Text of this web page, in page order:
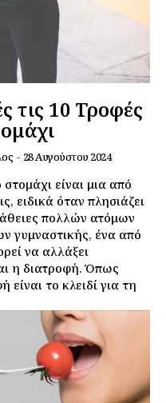
τις 10 Τροφές
- 28 Αυγούστου 2024
είναι μια από
ειδικά όταν πλησιάζει
πολλών ατόμων
γυμναστικής, ένα από
να αλλάξει
η διατροφή. Όπως
είναι το κλειδί για τη